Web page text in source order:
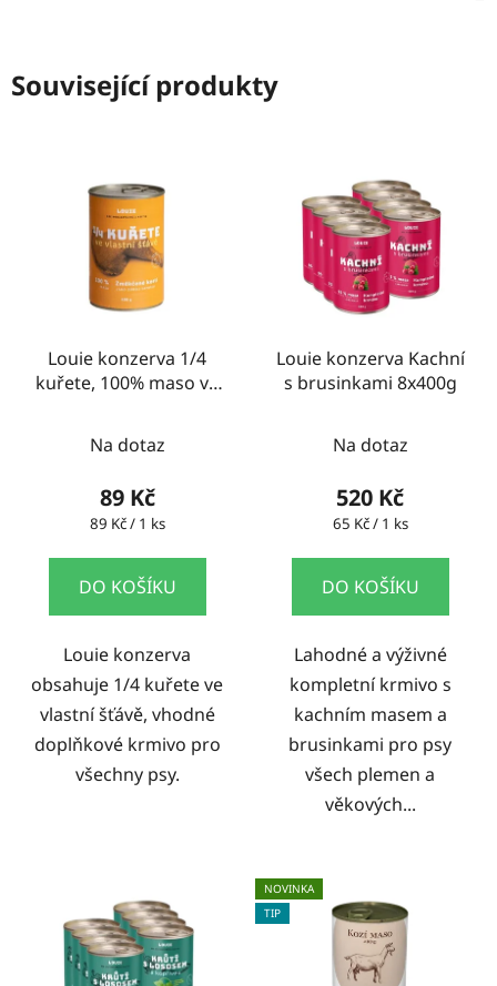
Související produkty
Louie konzerva 1/4
kuřete, 100% maso ve
Na dotaz
89 Kč
Měrná
89 Kč / 1 ks
DO KOŠÍKU
Louie konzerva
obsahuje 1/4 kuřete ve
vlastní šťávě, vhodné
doplňkové krmivo pro
všechny psy.
Louie konzerva Kachní
s brusinkami 8x400g
Na dotaz
520 Kč
Měrná
65 Kč / 1 ks
DO KOŠÍKU
Lahodné a výživné
kompletní krmivo s
kachním masem a
brusinkami pro psy
všech plemen a
věkových...
NOVINKA
TIP